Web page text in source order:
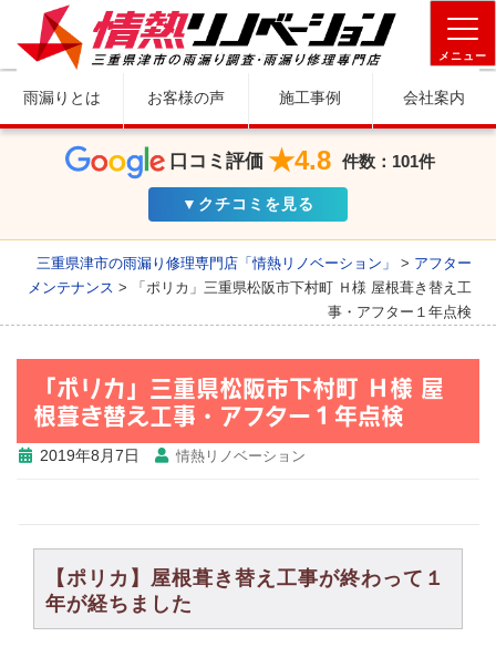
メニュー
雨漏りとは お客様の声 施工事例 会社案内
口コミ評価 ★4.8 件数：101件
▼クチコミを見る
三重県津市の雨漏り修理専門店「情熱リノベーション」 > アフター
メンテナンス >
「ポリカ」三重県松阪市下村町 Ｈ様 屋根葺き替え工
事・アフター１年点検
「ポリカ」三重県松阪市下村町 Ｈ様 屋
根葺き替え工事・アフター１年点検
2019年8月7日 情熱リノベーション
【ポリカ】屋根葺き替え工事が終わって１
年が経ちました